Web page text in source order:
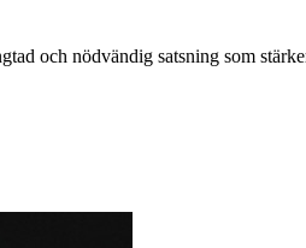
och nödvändig satsning som